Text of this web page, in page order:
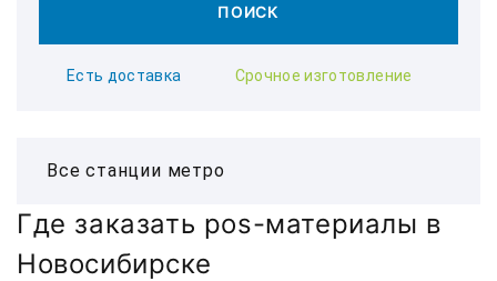
ПОИСК
Есть доставка Срочное изготовление
Где заказать pos-материалы в
Новосибирске